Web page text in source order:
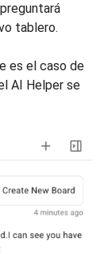
tablero.
es el caso de
AI Helper se